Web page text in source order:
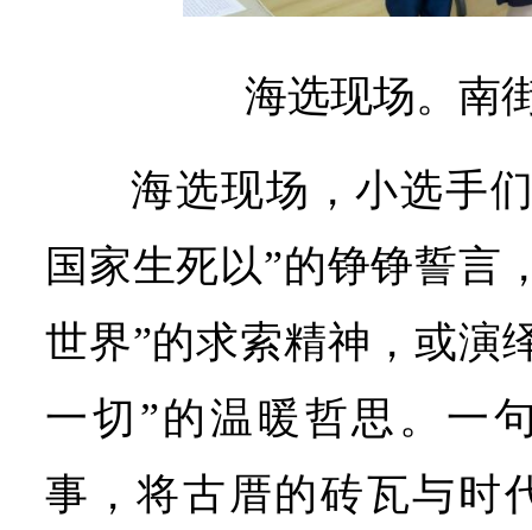
海选现场。南
海选现场，小选手
国家生死以”的铮铮誓言
世界”的求索精神，或演
一切”的温暖哲思。一
事，将古厝的砖瓦与时